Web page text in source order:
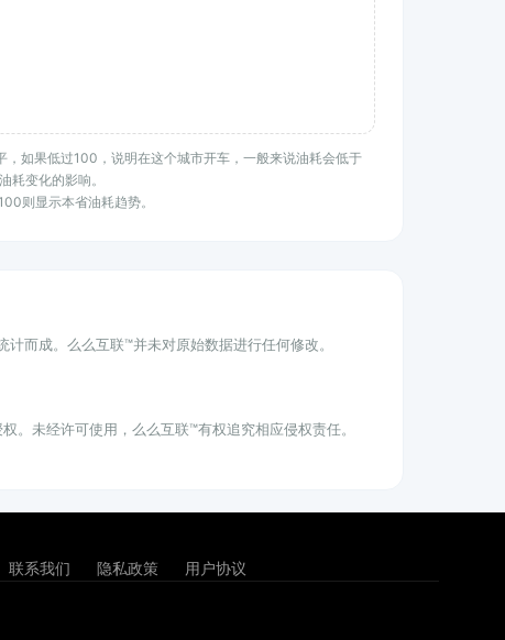
，如果低过100，说明在这个城市开车，一般来说油耗会低于
耗变化的影响。
则显示本省油耗趋势。
而成。么么互联™并未对原始数据进行任何修改。
。未经许可使用，么么互联™有权追究相应侵权责任。
联系我们 隐私政策 用户协议